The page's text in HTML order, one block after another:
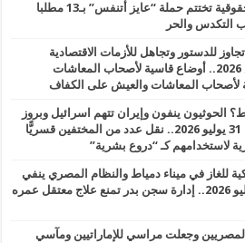
أغسطس 2026م.. 8 منظمات حقوقية تختتم حملة “عايز أتنفس” بـ13 مطلبا
التكدس والحر
للدستور وتجاهل للأزمات الاقتصادية
والمعيشية.. السبت 1 أغسطس 2026.. أوضاع قاسية لأصحاب المعاشات
ينفون وإيران تتهم اسرائيل وبروز
اسم أوكرانيا والإمارات.. الجمعة 31 يوليو 2026.. نقل عدد من المختفين قسريًّا
لاستخدامهم كـ “دروع بشرية”
للغاز في ميناء دمياط والنظام المصري ينفي
ثم يقر ويعترف.. الخميس 30 يوليو 2026.. إدارة سجن بدر تمنع علاج معتقل عمره
وجعلت مراسي للإماراتيين ومآسي